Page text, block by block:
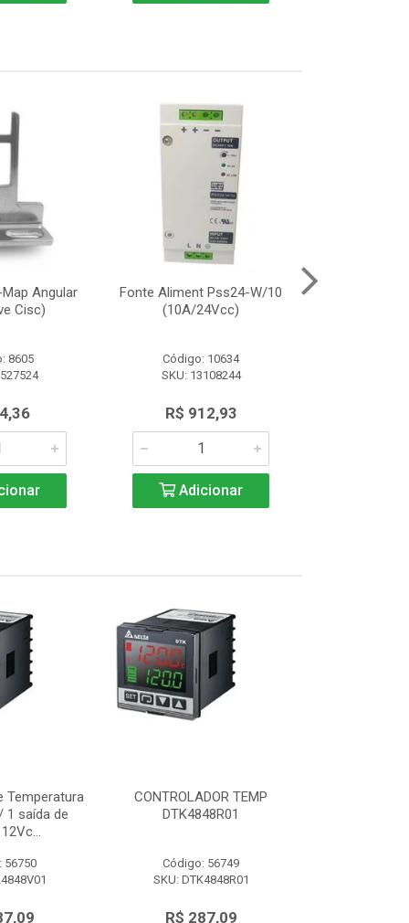
Angular
Cisc)
8605
Fonte Aliment Pss24-W/10
(10A/24Vcc)
Código: 10634
SKU: 13108244
R$ 912,93
Adicionar
Temperatura
1 saída de
56750
CONTROLADOR TEMP
DTK4848R01
Código: 56749
SKU: DTK4848R01
R$ 287,09